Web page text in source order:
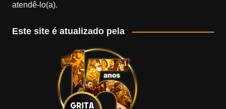
atendê-lo(a).
Este site é atualizado pela